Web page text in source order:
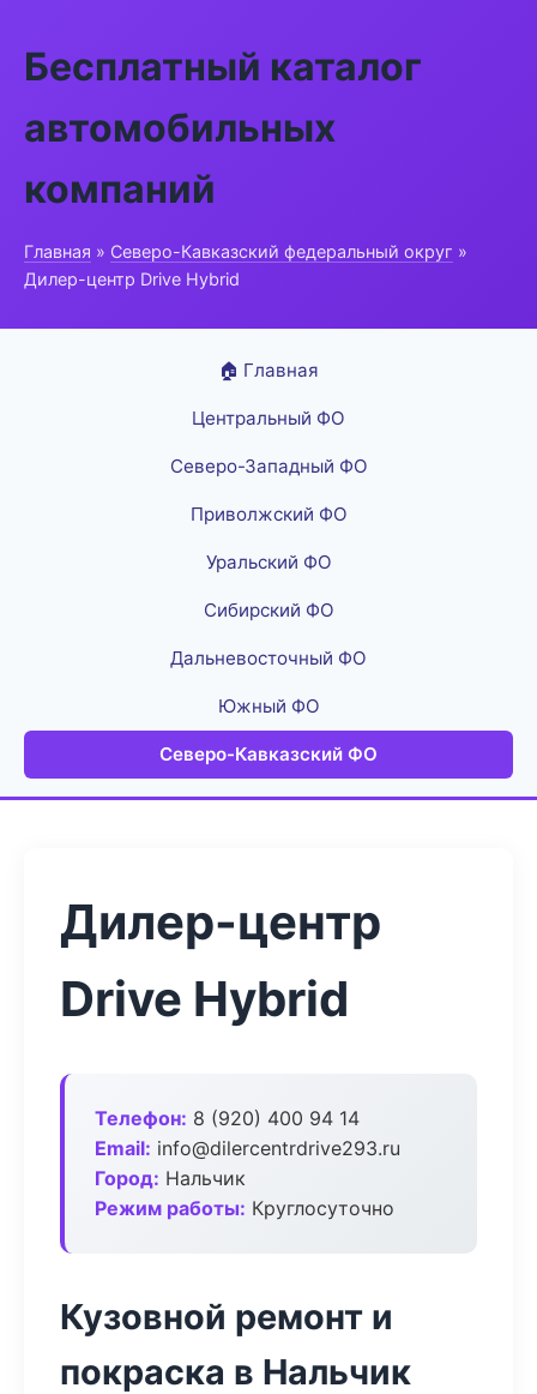
Бесплатный каталог
автомобильных
компаний
Главная » Северо-Кавказский федеральный округ »
Дилер-центр Drive Hybrid
🏠 Главная
Центральный ФО
Северо-Западный ФО
Приволжский ФО
Уральский ФО
Сибирский ФО
Дальневосточный ФО
Южный ФО
Северо-Кавказский ФО
Дилер-центр
Drive Hybrid
Телефон: 8 (920) 400 94 14
Email: info@dilercentrdrive293.ru
Город: Нальчик
Режим работы: Круглосуточно
Кузовной ремонт и
покраска в Нальчик